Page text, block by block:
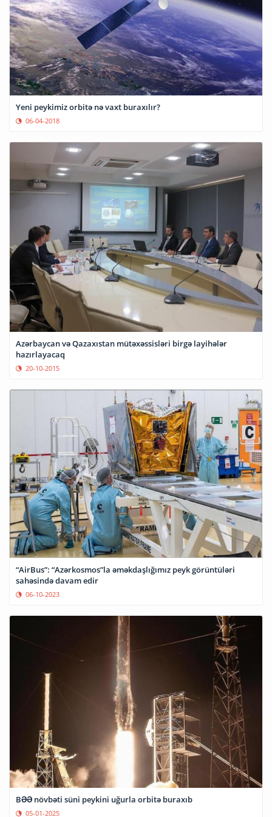
Yeni peykimiz orbitə nə vaxt buraxılır?
06-04-2018
Azərbaycan və Qazaxıstan mütəxəssisləri birgə layihələr
hazırlayacaq
20-10-2015
“AirBus”: “Azərkosmos”la əməkdaşlığımız peyk görüntüləri
sahəsində davam edir
06-10-2023
BƏƏ növbəti süni peykini uğurla orbitə buraxıb
05-01-2025